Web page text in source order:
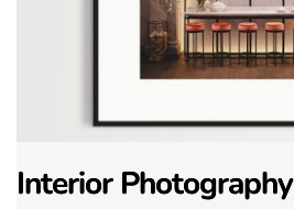
Interior Photography